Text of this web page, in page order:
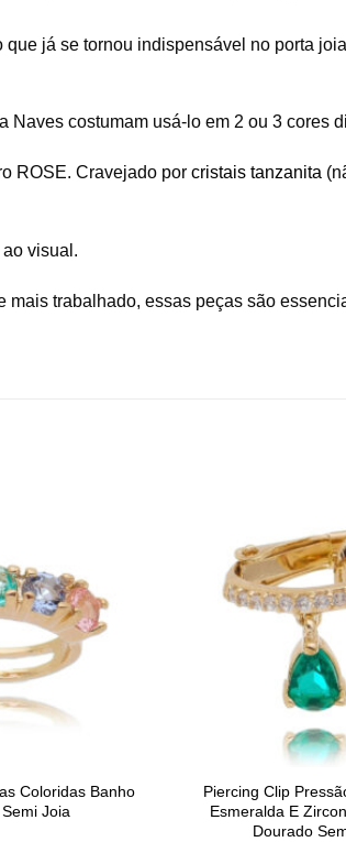
já se tornou indispensável no porta
costumam usá-lo em 2 ou 3 cores
ROSE. Cravejado por cristais tanzanita
visual.
trabalhado, essas peças são
Coloridas Banho
Joia
Piercing Clip
Esmeralda E
Dourado